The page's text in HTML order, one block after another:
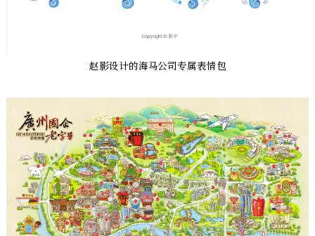
赵影设计的海马公司专属表情包